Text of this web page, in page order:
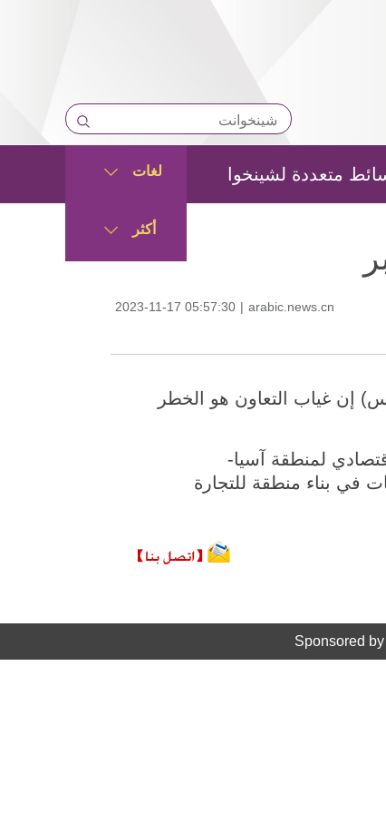
متعددة لشينخوا لغات
أكثر
2023-11-17 05:57:30 | arabic.news.cn
(الخميس) إن غياب التعاون هو الخطر
لمنطقة آسيا-
في بناء منطقة للتجارة
Sponsored